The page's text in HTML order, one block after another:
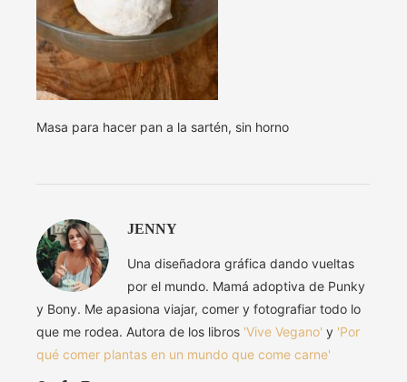
Masa para hacer pan a la sartén, sin horno
JENNY
Una diseñadora gráfica dando vueltas
por el mundo. Mamá adoptiva de Punky
y Bony. Me apasiona viajar, comer y fotografiar todo lo
que me rodea. Autora de los libros 'Vive Vegano' y 'Por
qué comer plantas en un mundo que come carne'